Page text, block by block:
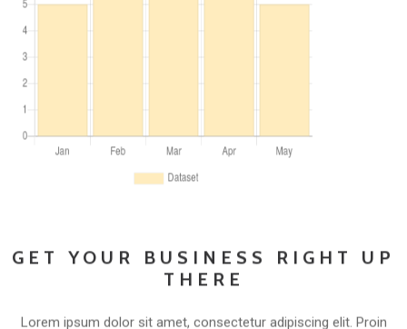
GET YOUR BUSINESS RIGHT UP
THERE
Lorem ipsum dolor sit amet, consectetur adipiscing elit. Proin